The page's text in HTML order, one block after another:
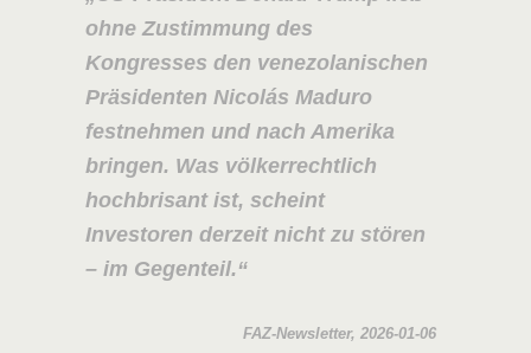
ohne Zustimmung des
Kongresses den venezolanischen
Präsidenten Nicolás Maduro
festnehmen und nach Amerika
bringen. Was völkerrechtlich
hochbrisant ist, scheint
Investoren derzeit nicht zu stören
– im Gegenteil.
FAZ-Newsletter, 2026-01-06